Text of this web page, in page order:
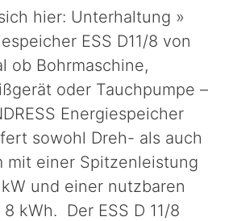
hier: Unterhaltung »
ESS D11/8 von
ob Bohrmaschine,
oder Tauchpumpe –
Energiespeicher
sowohl Dreh- als auch
mit einer Spitzenleistung
und einer nutzbaren
kWh. Der ESS D 11/8